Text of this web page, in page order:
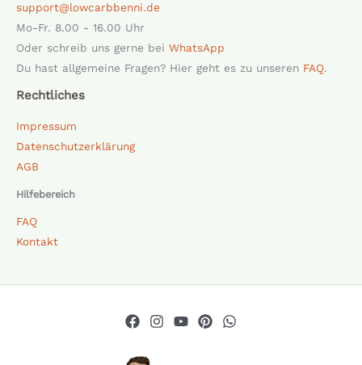
support@lowcarbbenni.de
Mo-Fr. 8.00 - 16.00 Uhr
Oder schreib uns gerne bei WhatsApp
Du hast allgemeine Fragen? Hier geht es zu unseren FAQ.
Rechtliches
Impressum
Datenschutzerklärung
AGB
Hilfebereich
FAQ
Kontakt